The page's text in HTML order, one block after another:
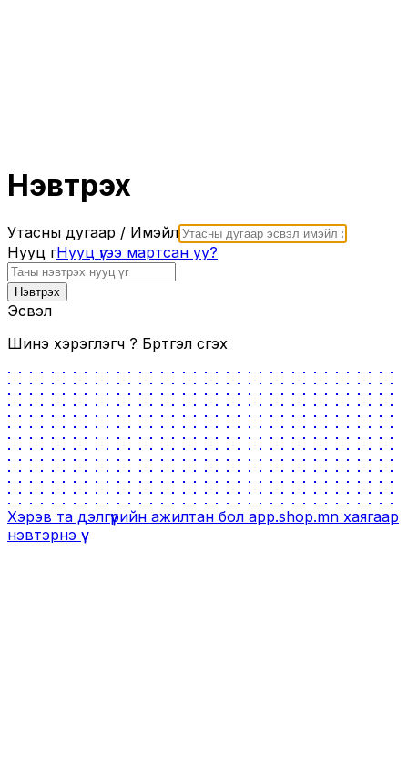
Нэвтрэх
Утасны дугаар / Имэйл
Нууц үгНууц үгээ мартсан уу?
Нэвтрэх
Эсвэл
Шинэ хэрэглэгч үү? Бүртгэл үүсгэх
Хэрэв та дэлгүүрийн ажилтан бол app.shop.mn хаягаар
нэвтэрнэ үү